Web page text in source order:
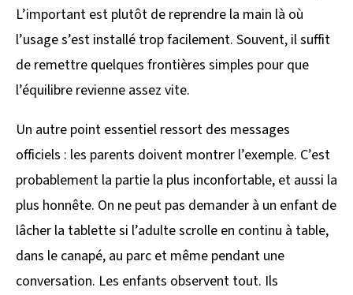
L’important est plutôt de reprendre la main là où
l’usage s’est installé trop facilement. Souvent, il suffit
de remettre quelques frontières simples pour que
l’équilibre revienne assez vite.
Un autre point essentiel ressort des messages
officiels : les parents doivent montrer l’exemple. C’est
probablement la partie la plus inconfortable, et aussi la
plus honnête. On ne peut pas demander à un enfant de
lâcher la tablette si l’adulte scrolle en continu à table,
dans le canapé, au parc et même pendant une
conversation. Les enfants observent tout. Ils